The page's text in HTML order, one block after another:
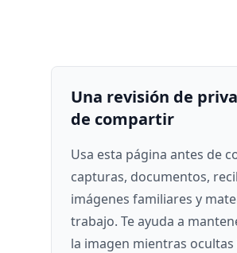
Una revisión de
de compartir
Usa esta página antes de
capturas, documentos,
imágenes familiares y
trabajo. Te ayuda a
la imagen mientras